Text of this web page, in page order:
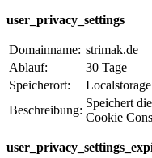
user_privacy_settings
Domainname: strimak.de
Ablauf:
30 Tage
Speicherort:
Localstorage
Beschreibung:
Speichert
Cookie